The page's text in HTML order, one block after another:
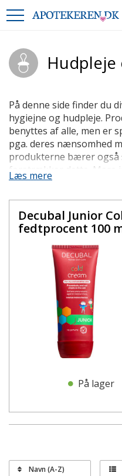
Hudpleje
På denne side finder du
hygiejne og hudpleje.
benyttes af alle, men er
pga. deres nænsomhed
produkterne bærer også
foretrækker dette. Mere
produkt.
Mange af varerne er
huden på en sart
pakket ind i en ble. For
holde en god hygiejne
Vi har også babysalver,
sammen gode
Læs mere
Decubal Junior
fedtprocent 100
På lager
Navn (A-Z)